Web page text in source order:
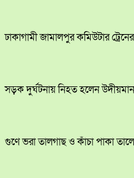
ঢাকাগামী জামালপুর কমিউটার
সড়ক দুর্ঘটনায় নিহত হলেন
গুণে ভরা তালগাছ ও কাঁচা পাকা